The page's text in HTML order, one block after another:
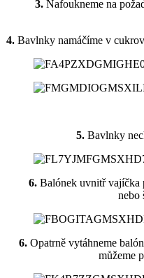
3. Nafoukneme na
4. Bavlnky namáčíme v
5. Bavlnky
6. Balónek uvnitř vajíčka
nebo
6. Opatrně vytáhneme
můžeme